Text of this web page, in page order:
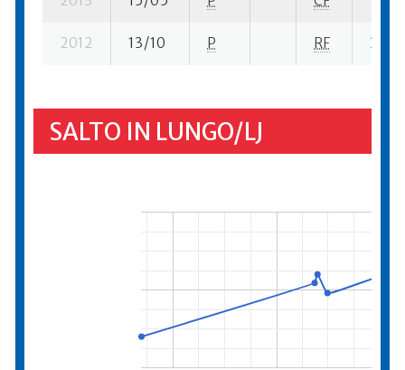
2012 13/10 P RF 3 su-
SALTO IN LUNGO/LJ